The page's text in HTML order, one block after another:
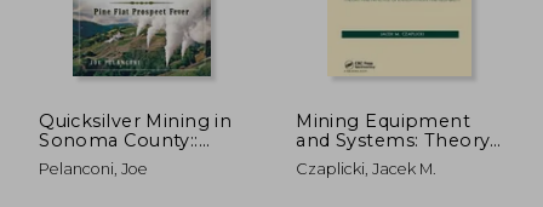
45%
dcto. $ 338.34
45%
dcto.
Quicksilver Mining in
Sonoma County::
Pine Flat Prospect
Fever (en Inglés)
Pelanconi, Joe
Mining Equipment
and Systems: Theory
and Practice of
Exploitation and
Czaplicki, Jacek M.